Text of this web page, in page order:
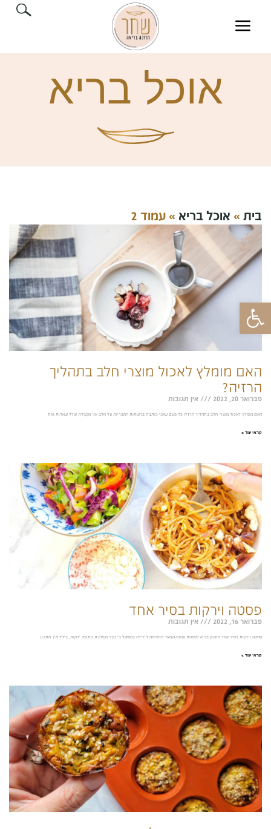
פתח סרגל נגישות
אוכל בריא
בית » אוכל בריא » עמוד 2
האם מומלץ לאכול מוצרי חלב בתהליך
הרזיה?
פברואר 20, 2022 אין תגובות
האם מומלץ לאכול מוצרי חלב בתהליך הרזיה כל פעם שאני כותבת ברשתות החבריות על חלב אני מקבלת שלל שאלות ואת
קראי עוד »
פסטה וירקות בסיר אחד
פברואר 16, 2022 אין תגובות
פסטה וירקות בסיר אחד מתכון בריא לפסטת פטנט שמאד מתאימה לירידה במשקל כי כבר משלבת בתוכה ירקות, בילד אין. מתכון
קראי עוד »